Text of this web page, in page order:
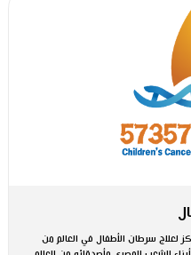
57357 مصر، أكبر مركز لعلاج سرطان الأطفال في العالم من